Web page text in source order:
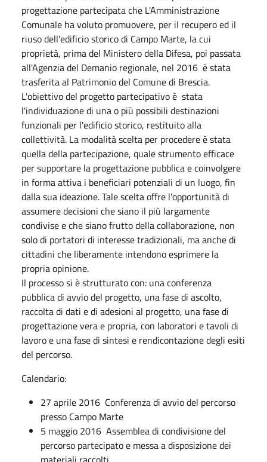
progettazione partecipata che L'Amministrazione
Comunale ha voluto promuovere, per il recupero ed il
riuso dell'edificio storico di Campo Marte, la cui
proprietà, prima del Ministero della Difesa, poi passata
all'Agenzia del Demanio regionale, nel 2016 è stata
trasferita al Patrimonio del Comune di Brescia.
L'obiettivo del progetto partecipativo è stata
l'individuazione di una o più possibili destinazioni
funzionali per l'edificio storico, restituito alla
collettività. La modalità scelta per procedere è stata
quella della partecipazione, quale strumento efficace
per supportare la progettazione pubblica e coinvolgere
in forma attiva i beneficiari potenziali di un luogo, fin
dalla sua ideazione. Tale scelta offre l'opportunità di
assumere decisioni che siano il più largamente
condivise e che siano frutto della collaborazione, non
solo di portatori di interesse tradizionali, ma anche di
cittadini che liberamente intendono esprimere la
propria opinione.
Il processo si è strutturato con: una conferenza
pubblica di avvio del progetto, una fase di ascolto,
raccolta di dati e di adesioni al progetto, una fase di
progettazione vera e propria, con laboratori e tavoli di
lavoro e una fase di sintesi e rendicontazione degli esiti
del percorso.
Calendario:
27 aprile 2016 Conferenza di avvio del percorso
presso Campo Marte
5 maggio 2016 Assemblea di condivisione del
percorso partecipato e messa a disposizione dei